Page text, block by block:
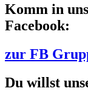
Komm in
Facebook:
zur FB
Du willst